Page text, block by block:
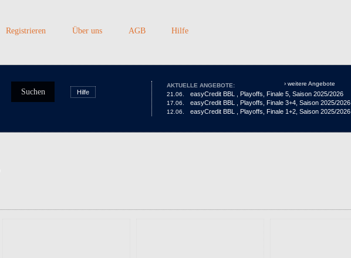
Registrieren Über uns AGB Hilfe
Suchen Hilfe
› weitere Angebote
AKTUELLE ANGEBOTE:
21.06.
easyCredit BBL , Playoffs, Finale 5, Saison 2025/2026
17.06. easyCredit BBL , Playoffs, Finale 3+4, Saison 2025/2026
12.06. easyCredit BBL , Playoffs, Finale 1+2, Saison 2025/2026